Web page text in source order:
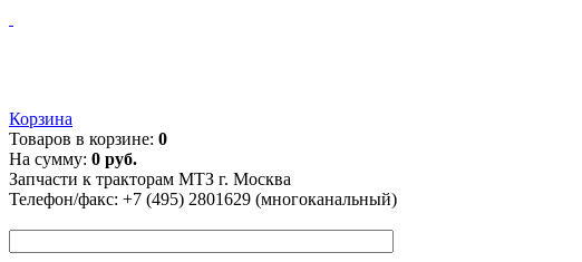
Корзина
Товаров в корзине: 0
На сумму: 0 руб.
Запчасти к тракторам МТЗ г. Москва
Телефон/факс: +7 (495) 2801629 (многоканальный)